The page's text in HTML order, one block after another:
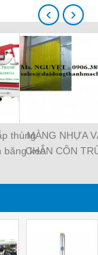
thùng
băng keo
MÀNG NHỰA
CHẮN CÔN
KHO LẠNH,
‹ ›